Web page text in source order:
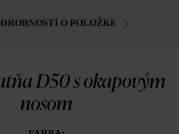
O POLOŽKE
D50 s okapovým
nosom